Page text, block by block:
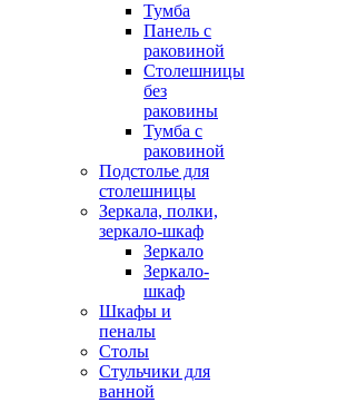
Тумба
Панель с
раковиной
Столешницы
без
раковины
Тумба с
раковиной
Подстолье для
столешницы
Зеркала, полки,
зеркало-шкаф
Зеркало
Зеркало-
шкаф
Шкафы и
пеналы
Столы
Стульчики для
ванной